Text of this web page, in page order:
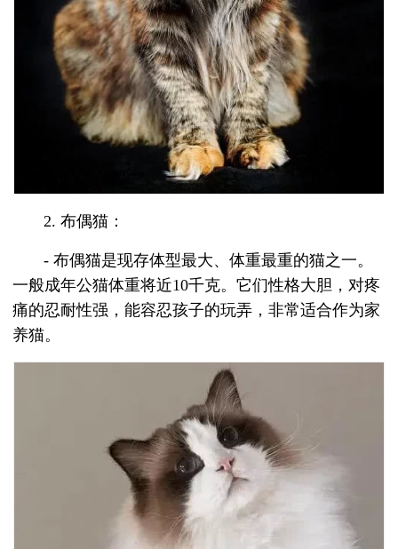
2. 布偶猫：
- 布偶猫是现存体型最大、体重最重的猫之一。
一般成年公猫体重将近10千克。它们性格大胆，对疼
痛的忍耐性强，能容忍孩子的玩弄，非常适合作为家
养猫。